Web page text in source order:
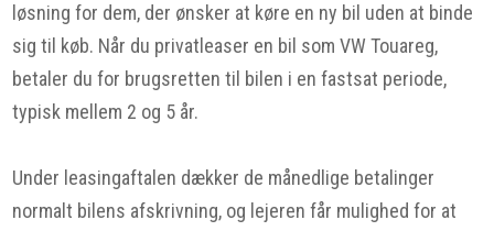
løsning for dem, der ønsker at køre en ny bil uden at binde
sig til køb. Når du privatleaser en bil som VW Touareg,
betaler du for brugsretten til bilen i en fastsat periode,
typisk mellem 2 og 5 år.
Under leasingaftalen dækker de månedlige betalinger
normalt bilens afskrivning, og lejeren får mulighed for at